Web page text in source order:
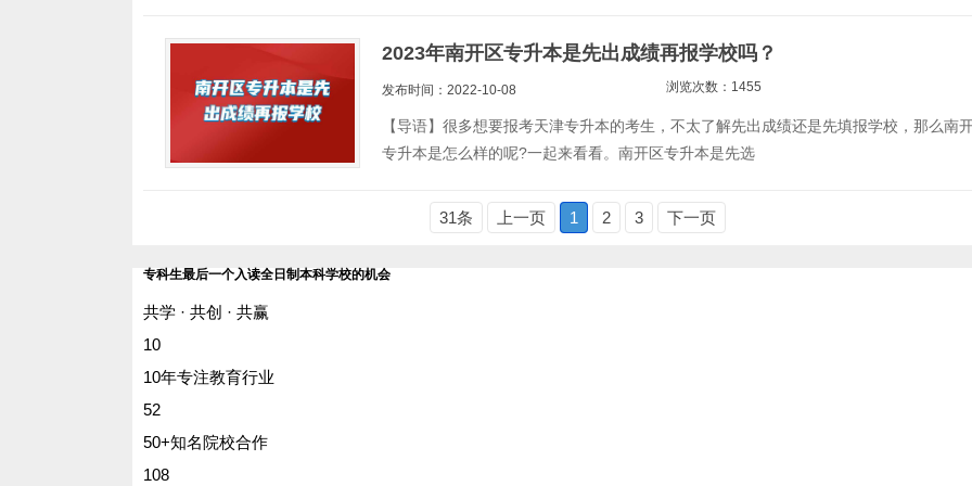
2023年南开区专升本是先出成绩再报学校吗？
发布时间：2022-10-08 浏览次数：1455
【导语】很多想要报考天津专升本的考生，不太了解先出成绩还是先填报学校，那么南
专升本是怎么样的呢?一起来看看。南开区专升本是先选
31条 上一页 1 2 3 下一页
专科生最后一个入读全日制本科学校的机会
共学 · 共创 · 共赢
10
10年专注教育行业
52
50+知名院校合作
108